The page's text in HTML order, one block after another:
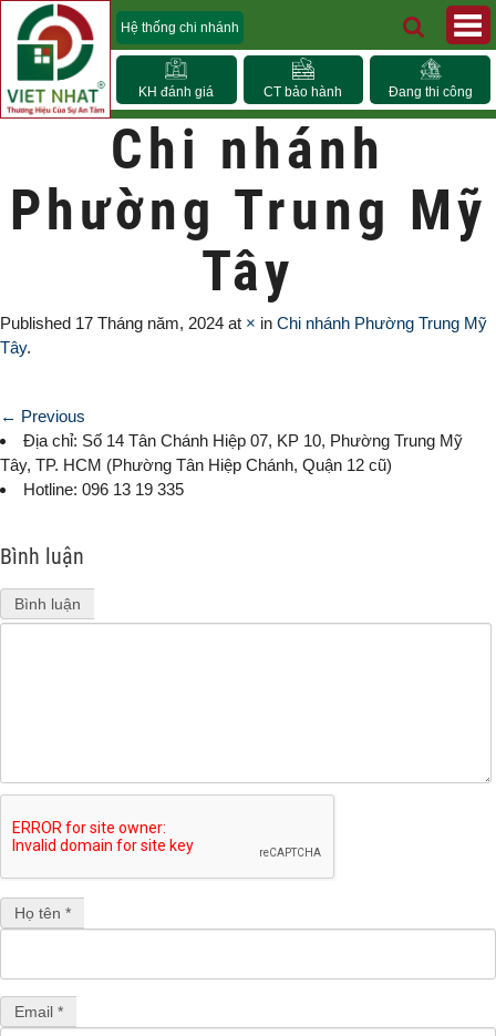
Hệ thống chi nhánh
KH đánh giá CT bảo hành Đang thi công
Chi nhánh
Phường Trung Mỹ
Tây
Published 17 Tháng năm, 2024 at × in Chi nhánh Phường Trung Mỹ
Tây.
← Previous
Địa chỉ: Số 14 Tân Chánh Hiệp 07, KP 10, Phường Trung Mỹ
Tây, TP. HCM (Phường Tân Hiệp Chánh, Quận 12 cũ)
Hotline: 096 13 19 335
Bình luận
Bình luận
Họ tên *
Email *